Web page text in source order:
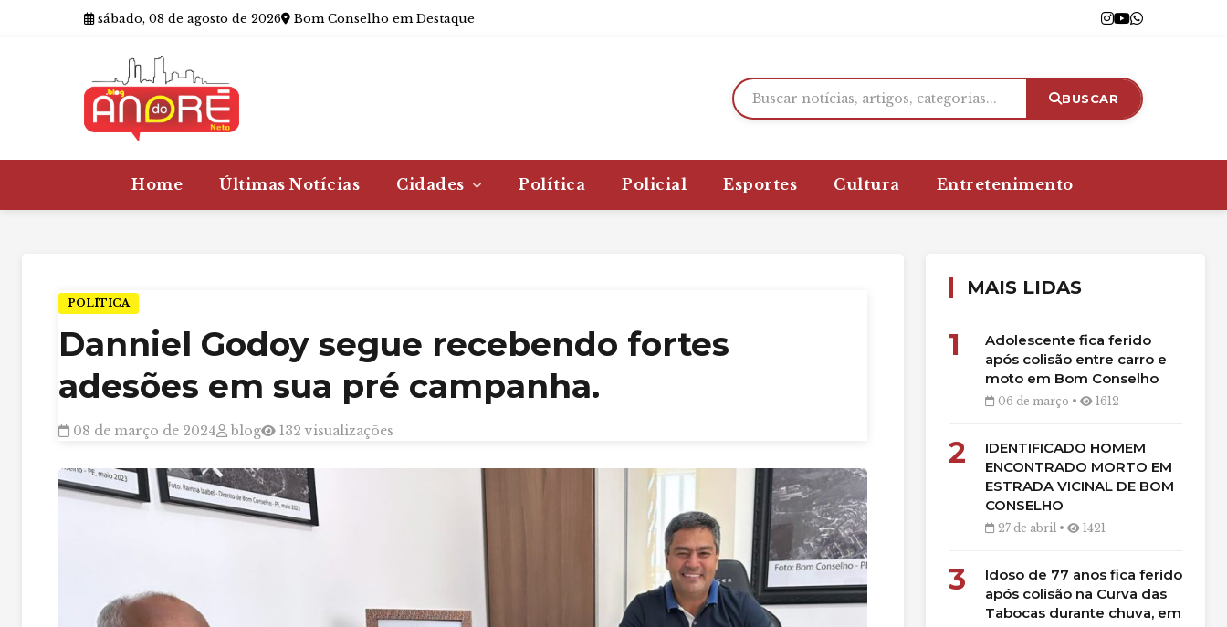
sábado, 08 de agosto de 2026 Bom Conselho em Destaque
BUSCAR
Home Últimas Notícias Cidades Política Policial Esportes Cultura Entretenimento
POLÍTICA
Danniel Godoy segue recebendo fortes
adesões em sua pré campanha.
08 de março de 2024 blog 132 visualizações
MAIS LIDAS
1
Adolescente fica ferido
após colisão entre carro e
moto em Bom Conselho
06 de março • 1612
2
IDENTIFICADO HOMEM
ENCONTRADO MORTO EM
ESTRADA VICINAL DE BOM
CONSELHO
27 de abril • 1421
3
Idoso de 77 anos fica ferido
após colisão na Curva das
Tabocas durante chuva, em